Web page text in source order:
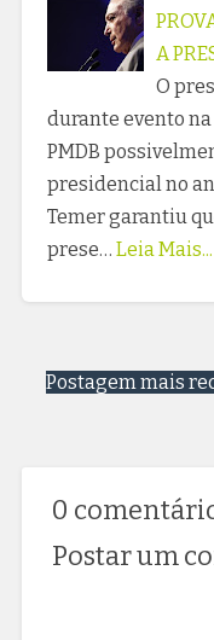
A
O
durante evento na
PMDB
presidencial no
Temer garantiu
prese… Leia Mais...
Postagem mais
0
Postar um